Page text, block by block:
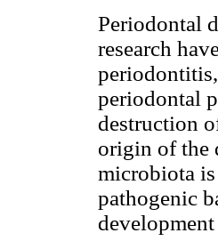
Periodontal
research
periodontal
destruction
origin of the
microbiota
pathogenic